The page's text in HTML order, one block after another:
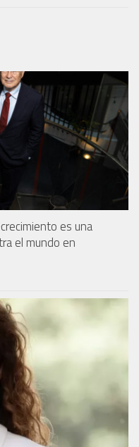
es una
el mundo en